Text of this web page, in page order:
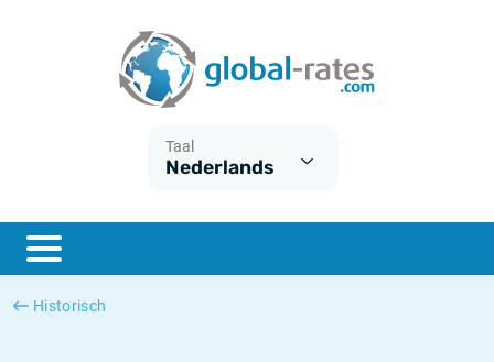
Taal
Nederlands
Historisch
ESTER
SONIA
Wat is CPI inflatie?
Wat is HICP inflatie?
Nederlandse inflatie - CPI
Amerikaanse inflatie - CPI
Euribor historie
SOFR historie
TONAR historie
Inflatiecalculator